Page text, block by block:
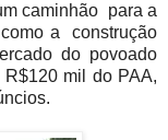
caminhão para a
a construção
do povoado
R$120 mil do PAA,